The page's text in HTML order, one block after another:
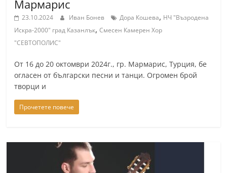
Мармарис
23.10.2024 Иван Бонев Дора Кошева, НЧ "Възродена
Искра-2000" град Казанлък,Смесен Камерен Хор
"СЕВТОПОЛИС"
От 16 до 20 октомври 2024г., гр. Мармарис, Турция, бе
огласен от български песни и танци. Огромен брой
творци и
Прочетете повече